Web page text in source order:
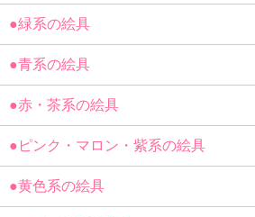
●緑系の絵具
●青系の絵具
●赤・茶系の絵具
●ピンク・マロン・紫系の絵具
●黄色系の絵具